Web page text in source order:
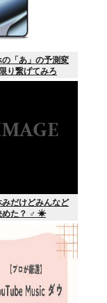
「あ」の予測変
り繋げてみろ
だけどみんなど
めた？ ‍♂ ☀